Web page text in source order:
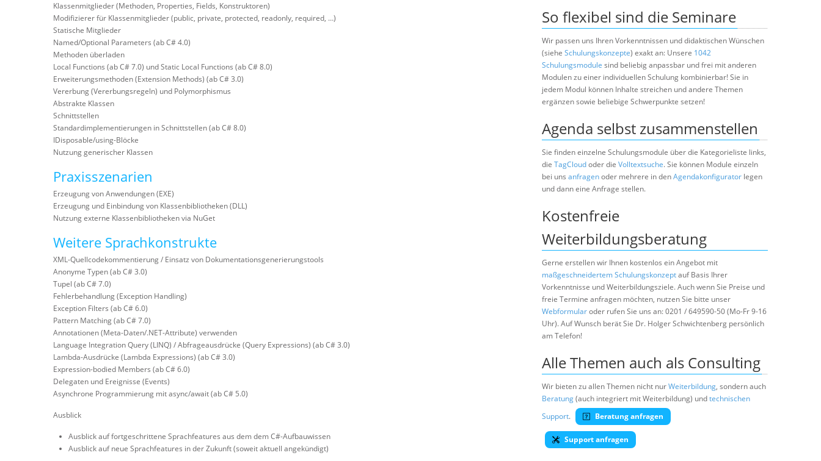
Klassenmitglieder (Methoden, Properties, Fields, Konstruktoren)
Modifizierer für Klassenmitglieder (public, private, protected, readonly, required, …)
Statische Mitglieder
Named/Optional Parameters (ab C# 4.0)
Methoden überladen
Local Functions (ab C# 7.0) und Static Local Functions (ab C# 8.0)
Erweiterungsmethoden (Extension Methods) (ab C# 3.0)
Vererbung (Vererbungsregeln) und Polymorphismus
Abstrakte Klassen
Schnittstellen
Standardimplementierungen in Schnittstellen (ab C# 8.0)
IDisposable/using-Blöcke
Nutzung generischer Klassen
Praxisszenarien
Erzeugung von Anwendungen (EXE)
Erzeugung und Einbindung von Klassenbibliotheken (DLL)
Nutzung externe Klassenbibliotheken via NuGet
Weitere Sprachkonstrukte
XML-Quellcodekommentierung / Einsatz von Dokumentationsgenerierungstools
Anonyme Typen (ab C# 3.0)
Tupel (ab C# 7.0)
Fehlerbehandlung (Exception Handling)
Exception Filters (ab C# 6.0)
Pattern Matching (ab C# 7.0)
Annotationen (Meta-Daten/.NET-Attribute) verwenden
Language Integration Query (LINQ) / Abfrageausdrücke (Query Expressions) (ab C# 3.0)
Lambda-Ausdrücke (Lambda Expressions) (ab C# 3.0)
Expression-bodied Members (ab C# 6.0)
Delegaten und Ereignisse (Events)
Asynchrone Programmierung mit async/await (ab C# 5.0)
Ausblick
Ausblick auf fortgeschrittene Sprachfeatures aus dem dem C#-Aufbauwissen
Ausblick auf neue Sprachfeatures in der Zukunft (soweit aktuell angekündigt)
So flexibel sind die Seminare
Wir passen uns Ihren Vorkenntnissen und didaktischen Wünschen
(siehe Schulungskonzepte) exakt an: Unsere 1042
Schulungsmodule sind beliebig anpassbar und frei mit anderen
Modulen zu einer individuellen Schulung kombinierbar! Sie in
jedem Modul können Inhalte streichen und andere Themen
ergänzen sowie beliebige Schwerpunkte setzen!
Agenda selbst zusammenstellen
Sie finden einzelne Schulungsmodule über die Kategorieliste links,
die TagCloudoder die Volltextsuche. Sie können Module einzeln
bei uns anfragenoder mehrere in denAgendakonfigurator legen
und dann eine Anfrage stellen.
Kostenfreie
Weiterbildungsberatung
Gerne erstellen wir Ihnen kostenlos ein Angebot mit
maßgeschneidertem Schulungskonzeptauf Basis Ihrer
Vorkenntnisse und Weiterbildungsziele. Auch wenn Sie Preise und
freie Termine anfragen möchten, nutzen Sie bitte unser
Webformularoder rufen Sie uns an: 0201 / 649590-50 (Mo-Fr 9-16
Uhr). Auf Wunsch berät Sie Dr. Holger Schwichtenberg persönlich
am Telefon!
Alle Themen auch als Consulting
Wir bieten zu allen Themen nicht nurWeiterbildung, sondern auch
Beratung(auch integriert mit Weiterbildung) undtechnischen
Support. Beratung anfragen
Support anfragen